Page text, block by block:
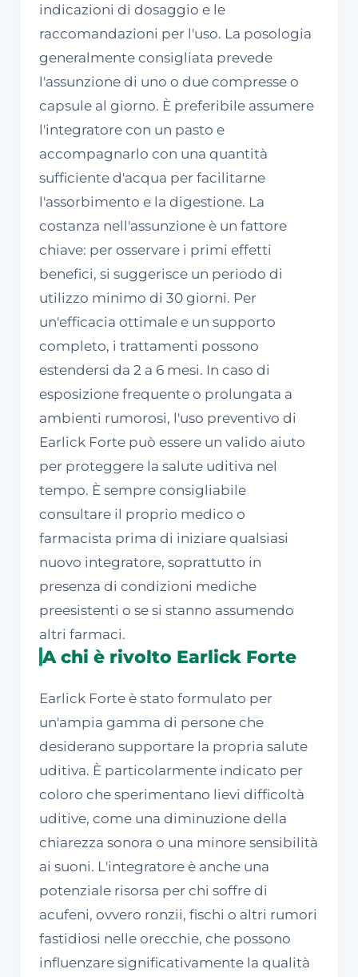
indicazioni di dosaggio e le
raccomandazioni per l'uso. La posologia
generalmente consigliata prevede
l'assunzione di uno o due compresse o
capsule al giorno. È preferibile assumere
l'integratore con un pasto e
accompagnarlo con una quantità
sufficiente d'acqua per facilitarne
l'assorbimento e la digestione. La
costanza nell'assunzione è un fattore
chiave: per osservare i primi effetti
benefici, si suggerisce un periodo di
utilizzo minimo di 30 giorni. Per
un'efficacia ottimale e un supporto
completo, i trattamenti possono
estendersi da 2 a 6 mesi. In caso di
esposizione frequente o prolungata a
ambienti rumorosi, l'uso preventivo di
Earlick Forte può essere un valido aiuto
per proteggere la salute uditiva nel
tempo. È sempre consigliabile
consultare il proprio medico o
farmacista prima di iniziare qualsiasi
nuovo integratore, soprattutto in
presenza di condizioni mediche
preesistenti o se si stanno assumendo
altri farmaci.
A chi è rivolto Earlick Forte
Earlick Forte è stato formulato per
un'ampia gamma di persone che
desiderano supportare la propria salute
uditiva. È particolarmente indicato per
coloro che sperimentano lievi difficoltà
uditive, come una diminuzione della
chiarezza sonora o una minore sensibilità
ai suoni. L'integratore è anche una
potenziale risorsa per chi soffre di
acufeni, ovvero ronzii, fischi o altri rumori
fastidiosi nelle orecchie, che possono
influenzare significativamente la qualità